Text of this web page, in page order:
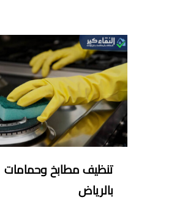
تنظيف مطابخ وحمامات
بالرياض